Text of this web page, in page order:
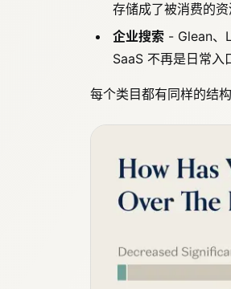
存储成了被消费的
企业搜索 - Glean、
SaaS 不再是日常入
每个类目都有同样的结